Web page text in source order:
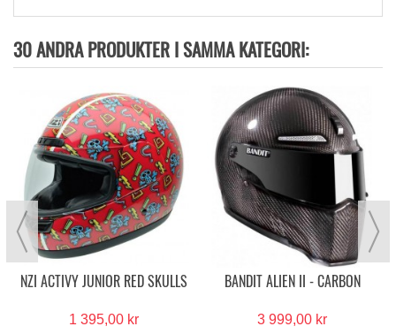
30 ANDRA PRODUKTER I SAMMA KATEGORI:
NZI ACTIVY JUNIOR RED SKULLS
1 395,00 kr
BANDIT ALIEN II - CARBON
3 999,00 kr